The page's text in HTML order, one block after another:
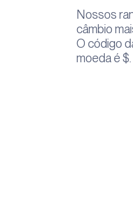
Nossos
câmbio
O código
moeda é $.